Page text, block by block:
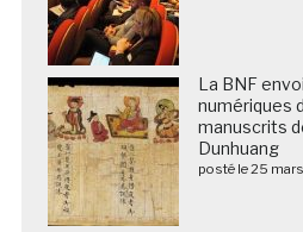
La BNF
numériques
manuscrits
Dunhuang
posté le 25